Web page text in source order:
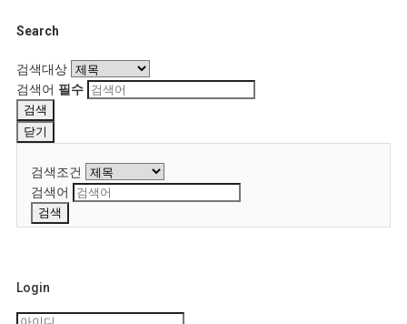
Search
검색대상
검색어 필수
검색
닫기
검색조건
검색어
검색
Login